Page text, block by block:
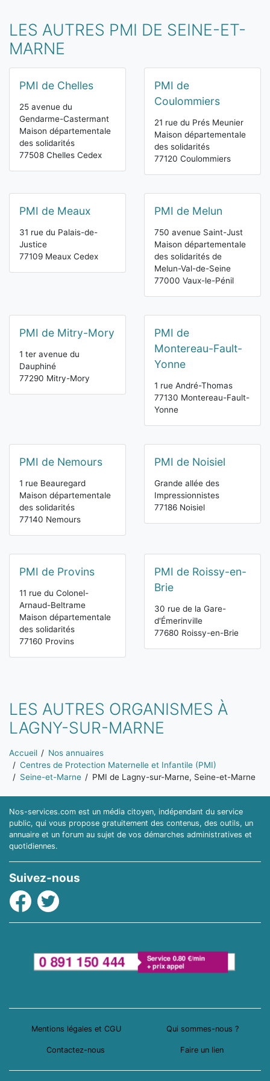
LES AUTRES PMI DE SEINE-ET-
MARNE
PMI de Chelles
25 avenue du
Gendarme-Castermant
Maison départementale
des solidarités
77508 Chelles Cedex
PMI de
Coulommiers
21 rue du Prés Meunier
Maison départementale
des solidarités
77120 Coulommiers
PMI de Meaux
31 rue du Palais-de-
Justice
77109 Meaux Cedex
PMI de Melun
750 avenue Saint-Just
Maison départementale
des solidarités de
Melun-Val-de-Seine
77000 Vaux-le-Pénil
PMI de Mitry-Mory
1 ter avenue du
Dauphiné
77290 Mitry-Mory
PMI de
Montereau-Fault-
Yonne
1 rue André-Thomas
77130 Montereau-Fault-
Yonne
PMI de Nemours
1 rue Beauregard
Maison départementale
des solidarités
77140 Nemours
PMI de Noisiel
Grande allée des
Impressionnistes
77186 Noisiel
PMI de Provins
11 rue du Colonel-
Arnaud-Beltrame
Maison départementale
des solidarités
77160 Provins
PMI de Roissy-en-
Brie
30 rue de la Gare-
d'Émerinville
77680 Roissy-en-Brie
LES AUTRES ORGANISMES À
LAGNY-SUR-MARNE
Vous êtes ici:
Accueil
Nos annuaires
Centres de Protection Maternelle et Infantile (PMI)
Seine-et-Marne
PMI de Lagny-sur-Marne, Seine-et-Marne
Nos-services.com est un média citoyen, indépendant du service
public, qui vous propose gratuitement des contenus, des outils, un
annuaire et un forum au sujet de vos démarches administratives et
quotidiennes.
Suivez-nous
Facebook
Twitter
Mentions légales et CGU Qui sommes-nous ?
Contactez-nous Faire un lien